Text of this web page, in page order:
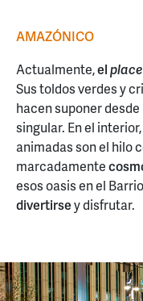
AMAZÓNICO
Actualmente,el
Sus toldos verdes y
hacen suponer
singular. En el
animadas son el hilo
marcadamente
esos oasis en el
divertirsey disfrutar.